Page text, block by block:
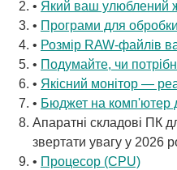
• Який ваш улюблений
• Програми для
• Розмір RAW-файлів
• Подумайте, чи
• Якісний монітор —
• Бюджет на комп'ютер
Апаратні складові ПК
звертати увагу у 2026
• Процесор (CPU)